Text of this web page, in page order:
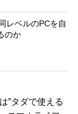
レベルのPCを自
のか
”タダで使える